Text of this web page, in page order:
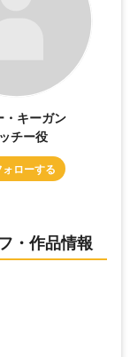
・キーガン
チー役
・作品情報